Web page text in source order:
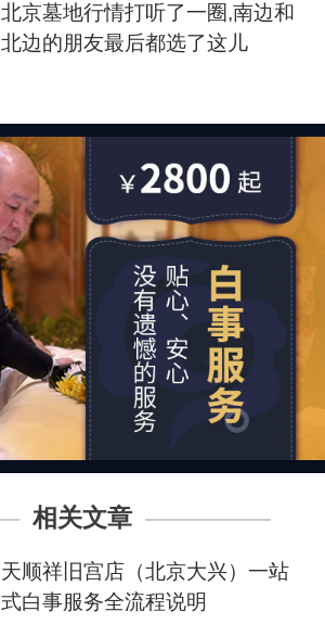
北京墓地行情打听了一圈,南边和
北边的朋友最后都选了这儿
相关文章
天顺祥旧宫店（北京大兴）一站
式白事服务全流程说明